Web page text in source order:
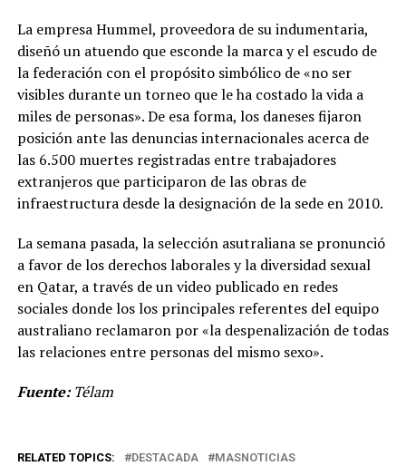
La empresa Hummel, proveedora de su indumentaria,
diseñó un atuendo que esconde la marca y el escudo de
la federación con el propósito simbólico de «no ser
visibles durante un torneo que le ha costado la vida a
miles de personas». De esa forma, los daneses fijaron
posición ante las denuncias internacionales acerca de
las 6.500 muertes registradas entre trabajadores
extranjeros que participaron de las obras de
infraestructura desde la designación de la sede en 2010.
La semana pasada, la selección asutraliana se pronunció
a favor de los derechos laborales y la diversidad sexual
en Qatar, a través de un video publicado en redes
sociales donde los los principales referentes del equipo
australiano reclamaron por «la despenalización de todas
las relaciones entre personas del mismo sexo».
Fuente:Télam
RELATED TOPICS: DESTACADA MASNOTICIAS